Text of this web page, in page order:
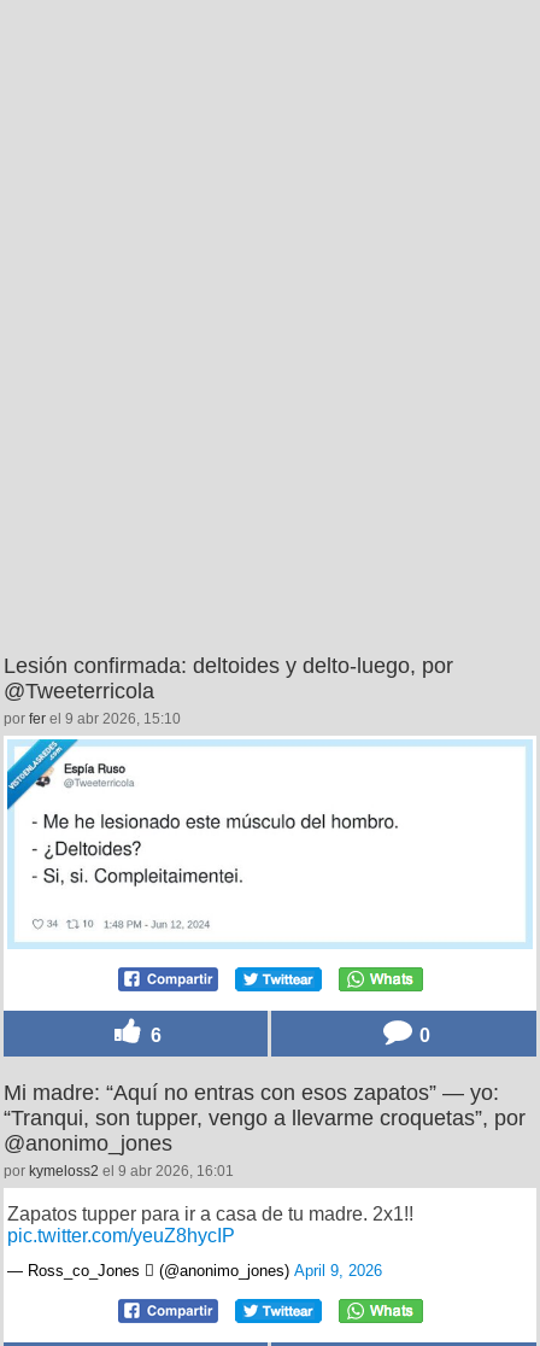
Lesión confirmada: deltoides y delto-luego, por
@Tweeterricola
por fer el 9 abr 2026, 15:10
6 0
Mi madre: “Aquí no entras con esos zapatos” — yo:
“Tranqui, son tupper, vengo a llevarme croquetas”, por
@anonimo_jones
por kymeloss2 el 9 abr 2026, 16:01
Zapatos tupper para ir a casa de tu madre. 2x1!!
pic.twitter.com/yeuZ8hycIP
— Ross_co_Jones  (@anonimo_jones) April 9, 2026